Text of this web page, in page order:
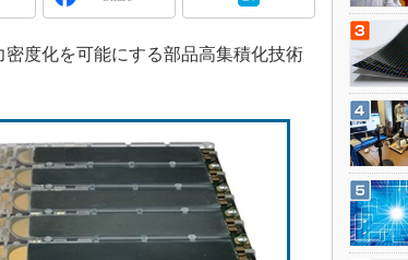
日本ものづくりワールド
WORLD
3Dプリンタ
インダストリー4.0
製造業ビッグデータ
度化を可能にする部品高集積化技術